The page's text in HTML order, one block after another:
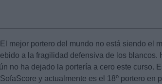
mejor portero del mundo no está siendo el
a la fragilidad defensiva de los blancos.
no ha dejado la portería a cero este curso.
y actualmente es el 18º portero en